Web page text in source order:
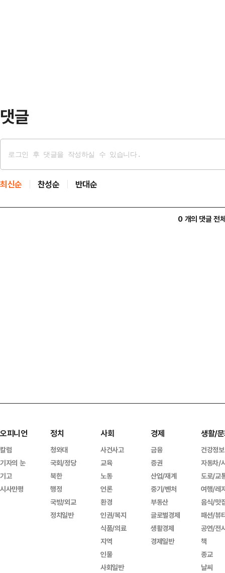
댓글
최신순 찬성순 반대순
0 개의 댓글 전
오피니언
칼럼
기자의 눈
기고
시사만평
정치
청와대
국회/정당
북한
행정
국방/외교
정치일반
사회
사건사고
교육
노동
언론
환경
인권/복지
식품/의료
지역
인물
사회일반
경제
금융
증권
산업/재계
중기/벤처
부동산
글로벌경제
생활경제
경제일반
생활/
건강정보
자동차/
도로/교
여행/레
음식/맛
패션/뷰
공연/전
책
종교
날씨